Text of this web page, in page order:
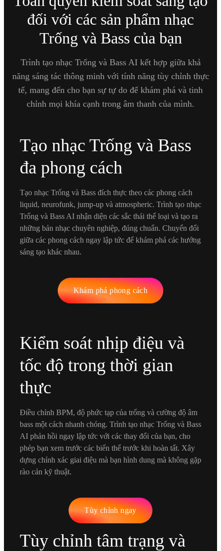
đối với các sản phẩm nhạc
Trống và Bass của bạn
Trình tạo nhạc Trống và Bass AI kết hợp giữa khả
năng sáng tác thông minh với tính năng tùy chỉnh thực
tế, mang đến cho bạn sự tự do để khám phá và tinh
chỉnh mọi khía cạnh trong âm thanh của mình.
Tạo nhạc Trống và Bass
đa phong cách
Tạo nhạc Trống và Bass đích thực theo các phong cách
liquid, neurofunk, jump-up và atmospheric. Trình tạo nhạc
Trống và Bass AI nhận diện các sắc thái thể loại và tạo ra
những bản nhạc chuyên nghiệp, đúng chuẩn. Chuyển đổi
giữa các phong cách ngay lập tức để khám phá các hướng
sáng tạo khác nhau.
Khám phá phong cách
Kiểm soát nhịp điệu và
tốc độ trong thời gian
thực
Điều chỉnh BPM, độ phức tạp của trống và cường độ âm
bass một cách nhanh chóng. Trình tạo nhạc Trống và Bass
AI phản hồi ngay lập tức với các thay đổi của bạn, cho
phép bạn xem trước các biến thể trước khi hoàn tất. Xây
dựng chính xác giai điệu mà bạn hình dung mà không gặp
rào cản kỹ thuật.
Tùy chỉnh ngay
Tùy chỉnh tâm trạng và